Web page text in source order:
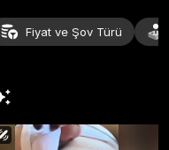
Fiyat ve Şov Türü